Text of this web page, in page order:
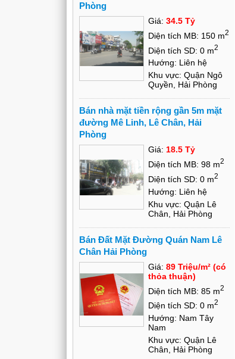
Phòng
Giá:34.5 Tỷ
Diện tích MB: 150 m2
Diện tích SD: 0 m2
Hướng: Liên hệ
Khu vực: Quận Ngô
Quyền, Hải Phòng
Bán nhà mặt tiền rộng gần 5m mặt
đường Mê Linh, Lê Chân, Hải
Phòng
Giá:18.5 Tỷ
Diện tích MB: 98 m2
Diện tích SD: 0 m2
Hướng: Liên hệ
Khu vực: Quận Lê
Chân, Hải Phòng
Bán Đất Mặt Đường Quán Nam Lê
Chân Hải Phòng
Giá:89 Triệu/m² (có
thỏa thuận)
Diện tích MB: 85 m2
Diện tích SD: 0 m2
Hướng: Nam Tây
Nam
Khu vực: Quận Lê
Chân, Hải Phòng